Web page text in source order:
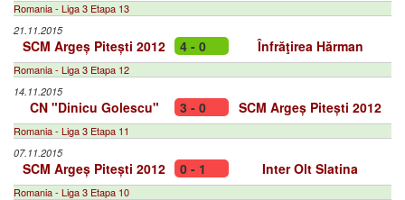
Romania - Liga 3 Etapa 13
21.11.2015
SCM Argeș Pitești 2012 4 - 0 Înfrăţirea Hărman
Romania - Liga 3 Etapa 12
14.11.2015
CN "Dinicu Golescu" 3 - 0 SCM Argeș Pitești 2012
Romania - Liga 3 Etapa 11
07.11.2015
SCM Argeș Pitești 2012 0 - 1 Inter Olt Slatina
Romania - Liga 3 Etapa 10